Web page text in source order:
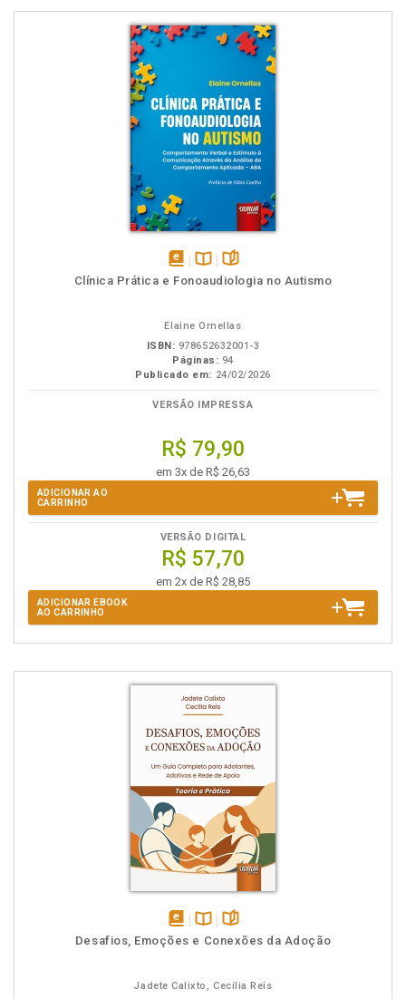
disponívelDisponível
páginas
Clínica Prática e Fonoaudiologia no Autismo
Elaine Ornellas
ISBN: 978652632001-3
Páginas: 94
Publicado em: 24/02/2026
VERSÃO IMPRESSA
R$ 79,90
em 3x de R$ 26,63
ADICIONAR AO
CARRINHO
VERSÃO DIGITAL
R$ 57,70
em 2x de R$ 28,85
ADICIONAR EBOOK
AO CARRINHO
disponível
Disponível
páginas
Desafios, Emoções e Conexões da Adoção
Jadete Calixto, Cecília Reis